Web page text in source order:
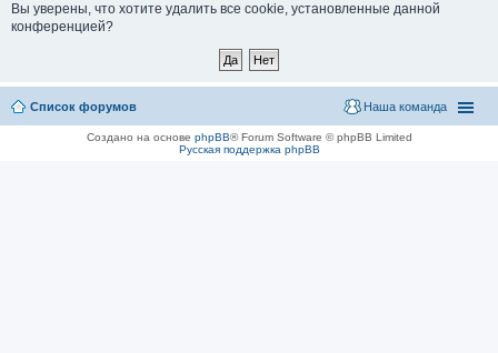
Вы уверены, что хотите удалить все cookie, установленные данной
конференцией?
Список форумов Наша команда
Создано на основе phpBB® Forum Software © phpBB Limited
Русская поддержка phpBB